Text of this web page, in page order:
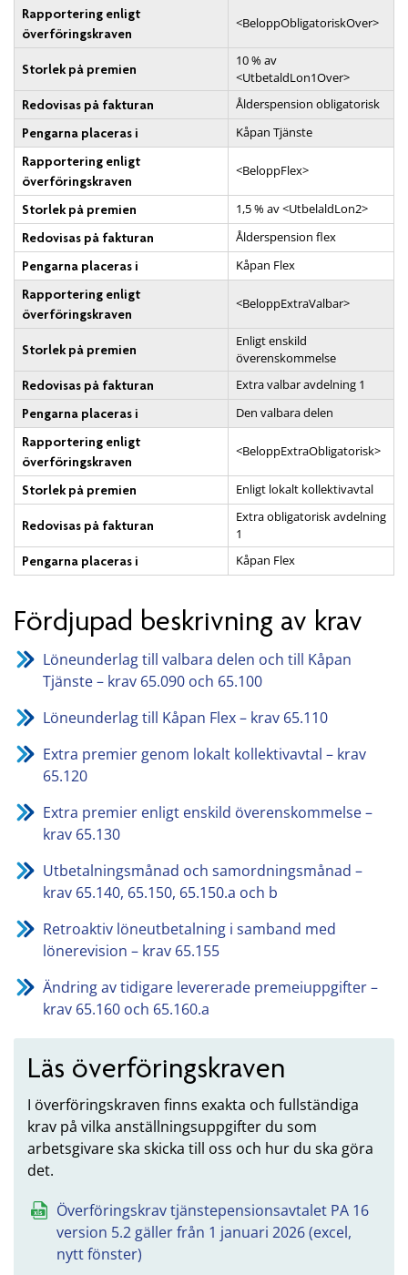
Rapportering enligt
överföringskraven
<BeloppObligatoriskOver>
Storlek på premien
10 % av
<UtbetaldLon1Over>
Redovisas på fakturan
Ålderspension obligatorisk
Pengarna placeras i
Kåpan Tjänste
Rapportering enligt
överföringskraven
<BeloppFlex>
Storlek på premien
1,5 % av <UtbelaldLon2>
Redovisas på fakturan
Ålderspension flex
Pengarna placeras i
Kåpan Flex
Rapportering enligt
överföringskraven
<BeloppExtraValbar>
Storlek på premien
Enligt enskild
överenskommelse
Redovisas på fakturan
Extra valbar avdelning 1
Pengarna placeras i
Den valbara delen
Rapportering enligt
överföringskraven
<BeloppExtraObligatorisk>
Storlek på premien Enligt lokalt kollektivavtal
Redovisas på fakturan
Extra obligatorisk avdelning
1
Pengarna placeras i
Kåpan Flex
Fördjupad beskrivning av krav
Löneunderlag till valbara delen och till Kåpan
Tjänste – krav 65.090 och 65.100
Löneunderlag till Kåpan Flex – krav 65.110
Extra premier genom lokalt kollektivavtal – krav
65.120
Extra premier enligt enskild överenskommelse –
krav 65.130
Utbetalningsmånad och samordningsmånad –
krav 65.140, 65.150, 65.150.a och b
Retroaktiv löneutbetalning i samband med
lönerevision – krav 65.155
Ändring av tidigare levererade premeiuppgifter –
krav 65.160 och 65.160.a
Läs överföringskraven
I överföringskraven finns exakta och fullständiga
krav på vilka anställningsuppgifter du som
arbetsgivare ska skicka till oss och hur du ska göra
det.
Överföringskrav tjänstepensionsavtalet PA 16
version 5.2 gäller från 1 januari 2026 (excel,
nytt fönster)